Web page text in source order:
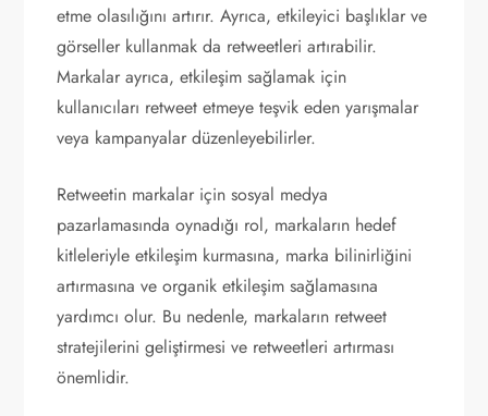
etme olasılığını artırır. Ayrıca, etkileyici başlıklar ve
görseller kullanmak da retweetleri artırabilir.
Markalar ayrıca, etkileşim sağlamak için
kullanıcıları retweet etmeye teşvik eden yarışmalar
veya kampanyalar düzenleyebilirler.
Retweetin markalar için sosyal medya
pazarlamasında oynadığı rol, markaların hedef
kitleleriyle etkileşim kurmasına, marka bilinirliğini
artırmasına ve organik etkileşim sağlamasına
yardımcı olur. Bu nedenle, markaların retweet
stratejilerini geliştirmesi ve retweetleri artırması
önemlidir.